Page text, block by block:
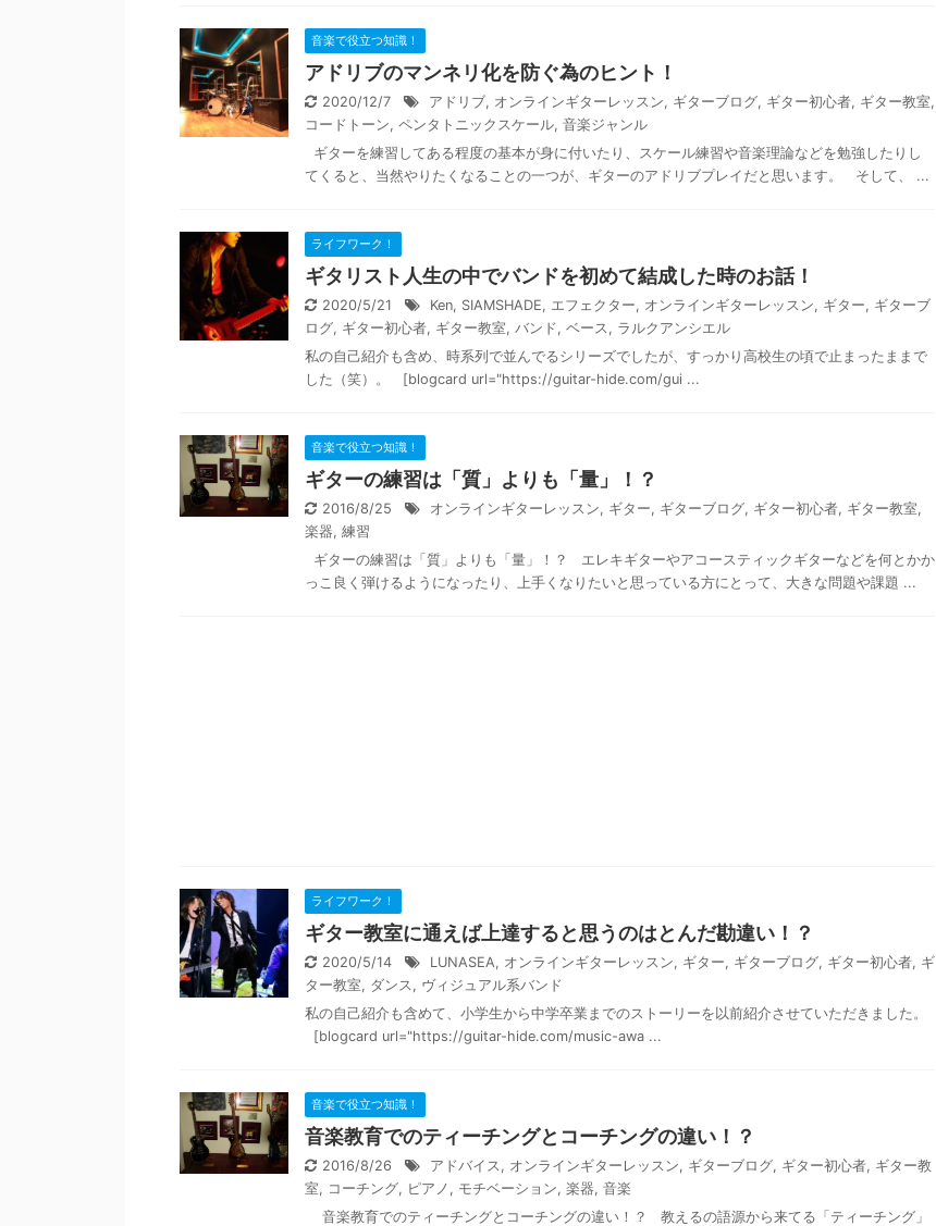
音楽で役立つ知識！
アドリブのマンネリ化を防ぐ為のヒント！
2020/12/7 アドリブ, オンラインギターレッスン, ギターブログ, ギター初心者, ギター教室,
コードトーン, ペンタトニックスケール, 音楽ジャンル
ギターを練習してある程度の基本が身に付いたり、スケール練習や音楽理論などを勉強したりし
てくると、当然やりたくなることの一つが、ギターのアドリブプレイだと思います。 そして、 ...
ライフワーク！
ギタリスト人生の中でバンドを初めて結成した時のお話！
2020/5/21 Ken, SIAMSHADE, エフェクター, オンラインギターレッスン, ギター, ギターブ
ログ, ギター初心者, ギター教室, バンド, ベース, ラルクアンシエル
私の自己紹介も含め、時系列で並んでるシリーズでしたが、すっかり高校生の頃で止まったままで
した（笑）。 [blogcard url="https://guitar-hide.com/gui ...
音楽で役立つ知識！
ギターの練習は「質」よりも「量」！？
2016/8/25 オンラインギターレッスン, ギター, ギターブログ, ギター初心者, ギター教室,
楽器, 練習
ギターの練習は「質」よりも「量」！？ エレキギターやアコースティックギターなどを何とかか
っこ良く弾けるようになったり、上手くなりたいと思っている方にとって、大きな問題や課題 ...
ライフワーク！
ギター教室に通えば上達すると思うのはとんだ勘違い！？
2020/5/14 LUNASEA, オンラインギターレッスン, ギター, ギターブログ, ギター初心者, ギ
ター教室, ダンス, ヴィジュアル系バンド
私の自己紹介も含めて、小学生から中学卒業までのストーリーを以前紹介させていただきました。
[blogcard url="https://guitar-hide.com/music-awa ...
音楽で役立つ知識！
音楽教育でのティーチングとコーチングの違い！？
2016/8/26 アドバイス, オンラインギターレッスン, ギターブログ, ギター初心者, ギター教
室, コーチング, ピアノ , モチベーション, 楽器, 音楽
音楽教育でのティーチングとコーチングの違い！？ 教えるの語源から来てる「ティーチング」